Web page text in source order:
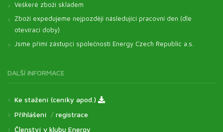
Veškeré zboží skladem
Zboží expedujeme nejpozději následující pracovní den (dle
otevírací doby)
Jsme přímí zástupci společnosti Energy Czech Republic a.s.
DALŠÍ INFORMACE
Ke stažení (ceníky apod.)
Přihlášení / registrace
Členství v klubu Energy